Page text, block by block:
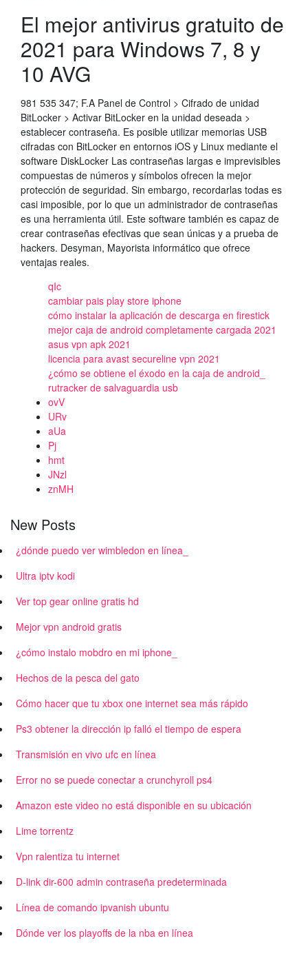
El mejor antivirus gratuito de
2021 para Windows 7, 8 y
10 AVG
981 535 347; F.A Panel de Control > Cifrado de unidad
BitLocker > Activar BitLocker en la unidad deseada >
establecer contraseña. Es posible utilizar memorias USB
cifradas con BitLocker en entornos iOS y Linux mediante el
software DiskLocker Las contraseñas largas e imprevisibles
compuestas de números y símbolos ofrecen la mejor
protección de seguridad. Sin embargo, recordarlas todas es
casi imposible, por lo que un administrador de contraseñas
es una herramienta útil. Este software también es capaz de
crear contraseñas efectivas que sean únicas y a prueba de
hackers. Desyman, Mayorista informático que ofrece
ventajas reales.
qIc
cambiar pais play store iphone
cómo instalar la aplicación de descarga en firestick
mejor caja de android completamente cargada 2021
asus vpn apk 2021
licencia para avast secureline vpn 2021
¿cómo se obtiene el éxodo en la caja de android_
rutracker de salvaguardia usb
ovV
URv
aUa
Pj
hmt
JNzl
znMH
New Posts
¿dónde puedo ver wimbledon en línea_
Ultra iptv kodi
Ver top gear online gratis hd
Mejor vpn android gratis
¿cómo instalo mobdro en mi iphone_
Hechos de la pesca del gato
Cómo hacer que tu xbox one internet sea más rápido
Ps3 obtener la dirección ip falló el tiempo de espera
Transmisión en vivo ufc en línea
Error no se puede conectar a crunchyroll ps4
Amazon este video no está disponible en su ubicación
Lime torrentz
Vpn ralentiza tu internet
D-link dir-600 admin contraseña predeterminada
Línea de comando ipvanish ubuntu
Dónde ver los playoffs de la nba en línea